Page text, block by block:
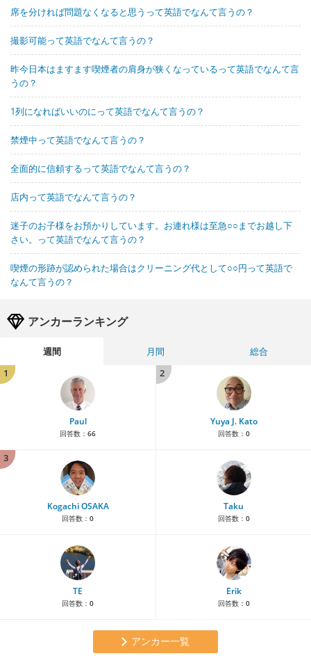
席を分ければ問題なくなると思うって英語でなんて言うの？
撮影可能って英語でなんて言うの？
昨今日本はますます喫煙者の肩身が狭くなっているって英語でなんて言
うの？
1列になればいいのにって英語でなんて言うの？
禁煙中って英語でなんて言うの？
全面的に信頼するって英語でなんて言うの？
店内って英語でなんて言うの？
迷子のお子様をお預かりしています。お連れ様は至急○○までお越し下
さい。って英語でなんて言うの？
喫煙の形跡が認められた場合はクリーニング代として○○円って英語で
なんて言うの？
アンカーランキング
週間 月間
総合
1
Paul
回答数： 66
2
Yuya J. Kato
回答数： 0
3
Kogachi OSAKA
回答数： 0
Taku
回答数： 0
TE
回答数： 0
Erik
回答数： 0
アンカー一覧